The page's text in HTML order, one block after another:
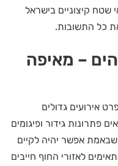
שטח קיצוניים בישראל
כל התשובות.
הים – מאיפה
אירועים גדולים
פתרונות גידור ופיגומים
אפשר יהיה לקיים
לאזורי החוף חייבים